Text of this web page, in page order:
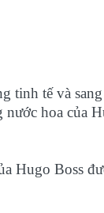
tinh tế và
hoa của
Hugo Boss